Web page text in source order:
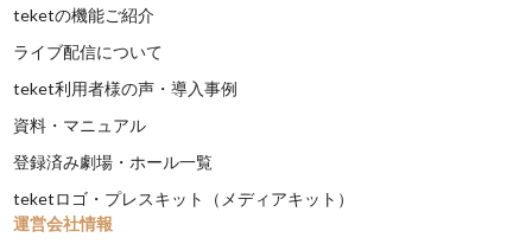
teketの機能ご紹介
ライブ配信について
teket利用者様の声・導入事例
資料・マニュアル
登録済み劇場・ホール一覧
teketロゴ・プレスキット（メディアキット）
運営会社情報